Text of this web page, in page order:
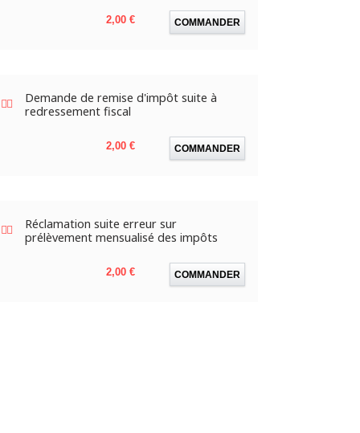
Prix
2,00 € COMMANDER
Demande de remise d'impôt suite à
redressement fiscal
Prix
2,00 € COMMANDER
Réclamation suite erreur sur
prélèvement mensualisé des impôts
Prix
2,00 € COMMANDER